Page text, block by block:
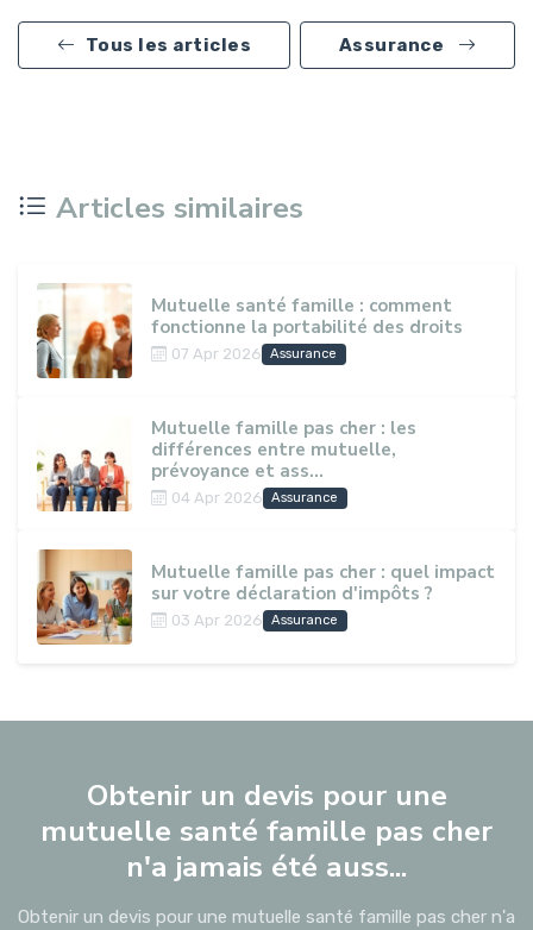
Tous les articles Assurance
Articles similaires
Mutuelle santé famille : comment
fonctionne la portabilité des droits
07 Apr 2026 Assurance
Mutuelle famille pas cher : les
différences entre mutuelle,
prévoyance et ass...
04 Apr 2026 Assurance
Mutuelle famille pas cher : quel impact
sur votre déclaration d'impôts ?
03 Apr 2026 Assurance
Obtenir un devis pour une
mutuelle santé famille pas cher
n'a jamais été auss...
Obtenir un devis pour une mutuelle santé famille pas cher n'a